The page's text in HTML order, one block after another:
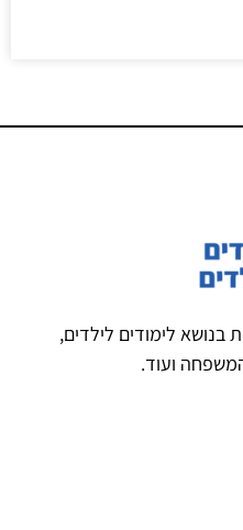
בנושא לימודים לילדים,
המשפחה ועוד.